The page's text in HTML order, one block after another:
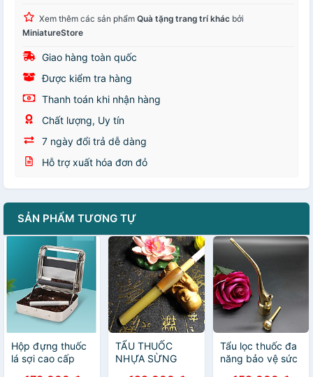
Xem thêm các sản phẩm Quà tặng trang trí khác bởi
MiniatureStore
Giao hàng toàn quốc
Được kiểm tra hàng
Thanh toán khi nhận hàng
Chất lượng, Uy tín
7 ngày đổi trả dễ dàng
Hỗ trợ xuất hóa đơn đỏ
SẢN PHẨM TƯƠNG TỰ
Hộp đựng thuốc
lá sợi cao cấp
TẨU THUỐC
NHỰA SỪNG
Tẩu lọc thuốc đa
năng bảo vệ sức